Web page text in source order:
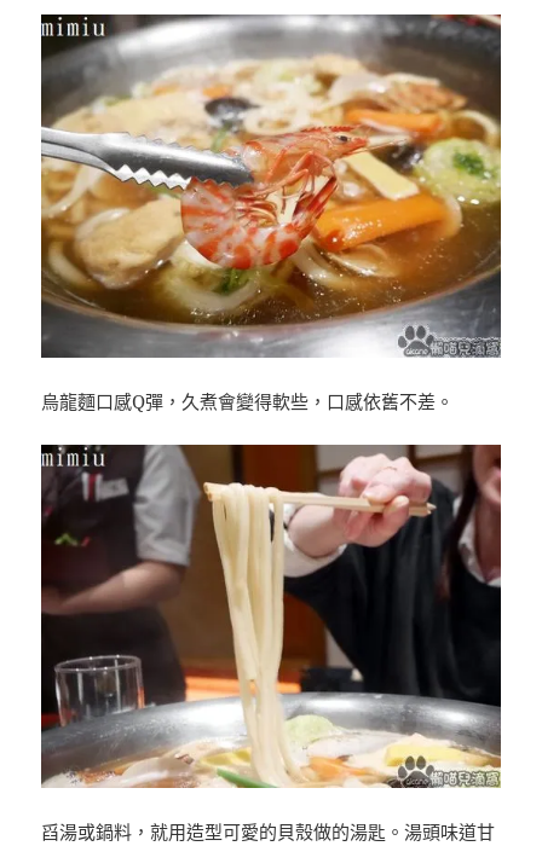
烏龍麵口感Q彈，久煮會變得軟些，口感依舊不差。
舀湯或鍋料，就用造型可愛的貝殼做的湯匙。湯頭味道甘